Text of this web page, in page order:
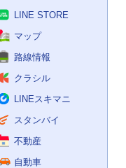
LINE STORE
マップ
路線情報
クラシル
LINEスキマニ
スタンバイ
不動産
自動車